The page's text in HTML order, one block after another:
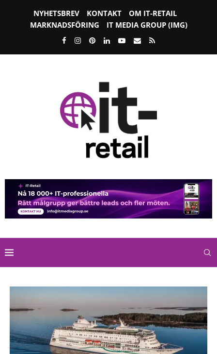
NYHETSBREV KONTAKT
OM IT-RETAIL
MARKNADSFÖRING
IT MEDIA GROUP (IMG)